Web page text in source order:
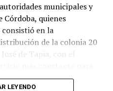
municipales y
Córdoba, quienes
en la
de la colonia 20
de Tapia, con el
LEYENDO